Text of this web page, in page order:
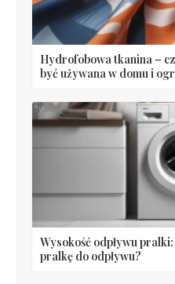
Hydrofobowa tkanina –
być używana w domu i
Wysokość odpływu
pralkę do odpływu?